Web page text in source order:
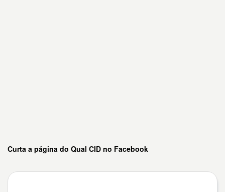
Curta a página do Qual CID no Facebook